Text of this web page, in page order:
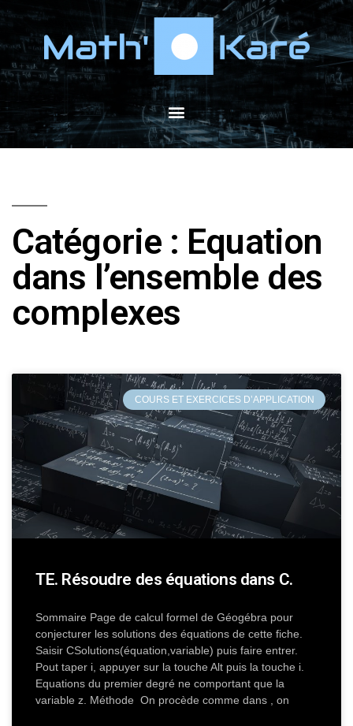
Catégorie : Equation
dans l’ensemble des
complexes
COURS ET EXERCICES D’APPLICATION
TE. Résoudre des équations dans C.
Sommaire Page de calcul formel de Géogébra pour
conjecturer les solutions des équations de cette fiche.
Saisir CSolutions(équation,variable) puis faire entrer.
Pout taper i, appuyer sur la touche Alt puis la touche i.
Equations du premier degré ne comportant que la
variable z. Méthode On procède comme dans , on